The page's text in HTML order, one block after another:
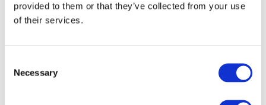
provided to them or that they’ve collected from your use
of their services.
Selection
Necessary
Konserler